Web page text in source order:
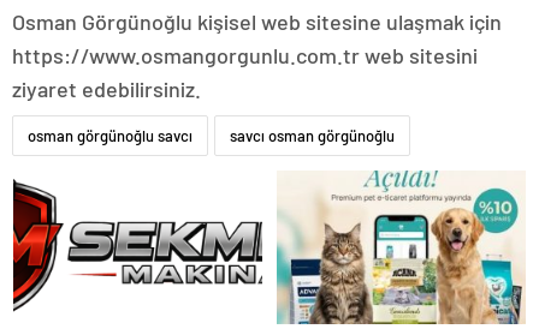
Osman Görgünoğlu kişisel web sitesine ulaşmak için
https://www.osmangorgunlu.com.tr web sitesini
ziyaret edebilirsiniz.
osman görgünoğlu savcı savcı osman görgünoğlu